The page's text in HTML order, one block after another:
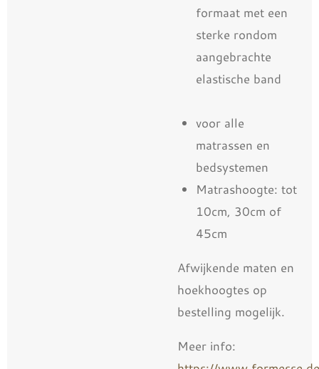
formaat met een
sterke rondom
aangebrachte
elastische band
voor alle
matrassen en
bedsystemen
Matrashoogte: tot
10cm, 30cm of
45cm
Afwijkende maten en
hoekhoogtes op
bestelling mogelijk.
Meer info: